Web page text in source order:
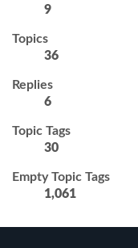
9
Topics
36
Replies
6
Topic Tags
30
Empty Topic Tags
1,061